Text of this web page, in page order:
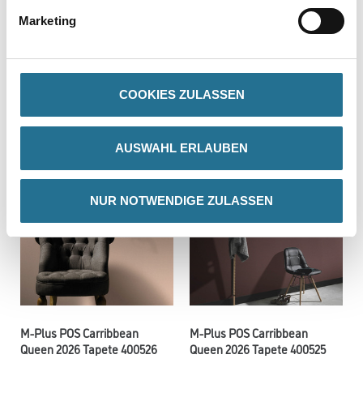
Marketing
COOKIES ZULASSEN
AUSWAHL ERLAUBEN
NUR NOTWENDIGE ZULASSEN
Queen 2026 Tapete 400522
Bitte einloggen, um Preise zu
sehen
M-Plus POS Carribbean
Queen 2026 Tapete 400528
Bitte einloggen, um Preise zu
sehen
M-Plus POS Carribbean
Queen 2026 Tapete 400526
M-Plus POS Carribbean
Queen 2026 Tapete 400525